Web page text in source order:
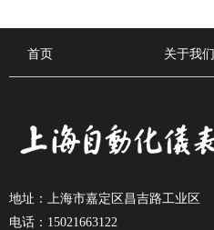
首页 关于我们
地址：上海市嘉定区昌吉路工业区
电话：15021663122